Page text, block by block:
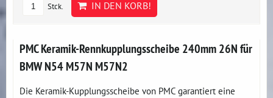
Stck. IN DEN KORB!
PMC Keramik-Rennkupplungsscheibe 240mm 26N für
BMW N54 M57N M57N2
Die Keramik-Kupplungsscheibe von PMC garantiert eine